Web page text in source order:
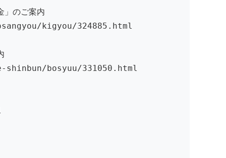
」のご案内
kigyou/324885.html
bosyuu/331050.html